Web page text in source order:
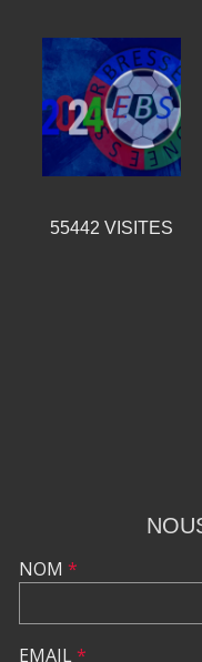
55442 VISITES
NOM *
EMAIL*